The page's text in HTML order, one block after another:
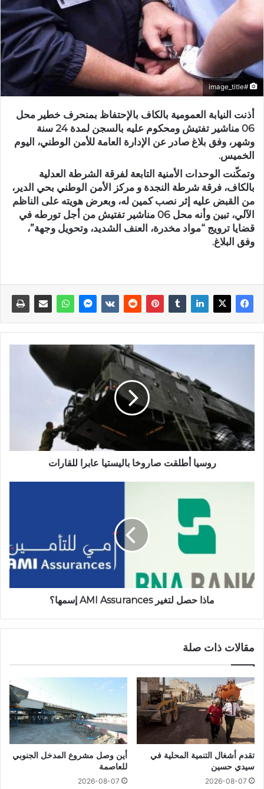
#image_title
أذنت النيابة العمومية بالكاف بالإحتفاظ بمنحرف خطير محل
06 مناشير تفتيش ومحكوم عليه بالسجن لمدة 24 سنة
وشهر، وفق بلاغ صادر عن الإدارة العامة للأمن الوطني، اليوم
الخميس.
وتمكّنت الوحدات الأمنية التابعة لفرقة الشرطة العدلية
بالكاف، فرقة شرطة النجدة و مركز الأمن الوطني بحي الدير،
من القبض عليه إثر نصب كمين له، وبعرض هويته على الناظم
الآلي، تبين وأنه محل 06 مناشير تفتيش من أجل تورطه في
قضايا ترويج “مواد مخدرة، العنف الشديد، وتحويل وجهة”،
وفق البلاغ.
روسيا أطلقت صاروخا باليستيا عابرا للقارات
ماذا حصل لتغير AMI Assurances إسمها؟
مقالات ذات صلة
تقدم أشغال التنمية المحلية في
سيدي حسين
2026-08-07
أين وصل مشروع المدخل الجنوبي
للعاصمة
2026-08-07